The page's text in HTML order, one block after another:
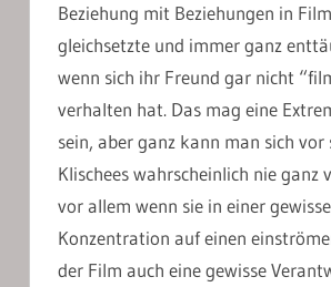
Beziehung mit Beziehungen in
gleichsetzte und immer ganz
wenn sich ihr Freund gar nicht
verhalten hat. Das mag eine
sein, aber ganz kann man sich vor
Klischees wahrscheinlich nie ganz
vor allem wenn sie in einer
Konzentration auf einen
der Film auch eine gewisse